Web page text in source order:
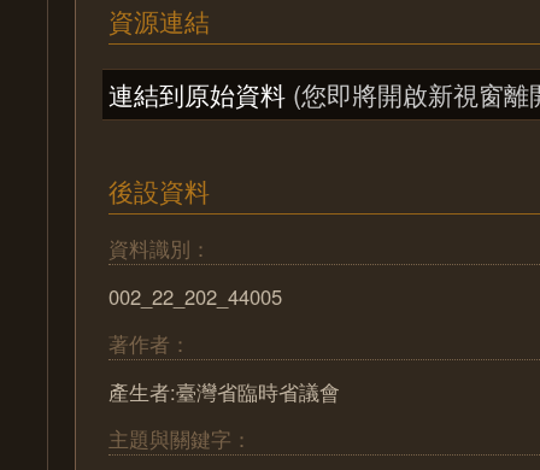
資源連結
連結到原始資料 (您即將開啟新視窗離
後設資料
資料識別：
002_22_202_44005
著作者：
產生者:臺灣省臨時省議會
主題與關鍵字：